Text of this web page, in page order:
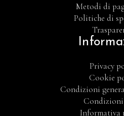
Metodi di
Politiche di
Privacy
Cookie
Condizioni
Condizioni
Informativa